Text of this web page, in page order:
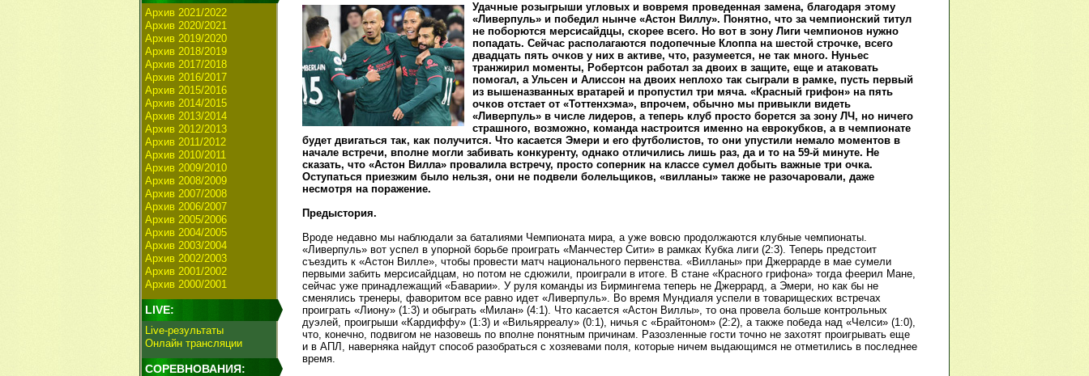
Архив 2021/2022
Архив 2020/2021
Архив 2019/2020
Архив 2018/2019
Архив 2017/2018
Архив 2016/2017
Архив 2015/2016
Архив 2014/2015
Архив 2013/2014
Архив 2012/2013
Архив 2011/2012
Архив 2010/2011
Архив 2009/2010
Архив 2008/2009
Архив 2007/2008
Архив 2006/2007
Архив 2005/2006
Архив 2004/2005
Архив 2003/2004
Архив 2002/2003
Архив 2001/2002
Архив 2000/2001
LIVE:
Live-результаты
Онлайн трансляции
СОРЕВНОВАНИЯ:
Удачные розыгрыши угловых и вовремя проведенная замена, благодаря этому
«Ливерпуль» и победил нынче «Астон Виллу». Понятно, что за чемпионский титул
не поборются мерсисайдцы, скорее всего. Но вот в зону Лиги чемпионов нужно
попадать. Сейчас располагаются подопечные Клоппа на шестой строчке, всего
двадцать пять очков у них в активе, что, разумеется, не так много. Нуньес
транжирил моменты, Робертсон работал за двоих в защите, еще и атаковать
помогал, а Ульсен и Алиссон на двоих неплохо так сыграли в рамке, пусть первый
из вышеназванных вратарей и пропустил три мяча. «Красный грифон» на пять
очков отстает от «Тоттенхэма», впрочем, обычно мы привыкли видеть
«Ливерпуль» в числе лидеров, а теперь клуб просто борется за зону ЛЧ, но ничего
страшного, возможно, команда настроится именно на еврокубков, а в чемпионате
будет двигаться так, как получится. Что касается Эмери и его футболистов, то они упустили немало моментов в
начале встречи, вполне могли забивать конкуренту, однако отличились лишь раз, да и то на 59-й минуте. Не
сказать, что «Астон Вилла» провалила встречу, просто соперник на классе сумел добыть важные три очка.
Оступаться приезжим было нельзя, они не подвели болельщиков, «вилланы» также не разочаровали, даже
несмотря на поражение.
Предыстория.
Вроде недавно мы наблюдали за баталиями Чемпионата мира, а уже вовсю продолжаются клубные чемпионаты.
«Ливерпуль» вот успел в упорной борьбе проиграть «Манчестер Сити» в рамках Кубка лиги (2:3). Теперь предстоит
съездить к «Астон Вилле», чтобы провести матч национального первенства. «Вилланы» при Джеррарде в мае сумели
первыми забить мерсисайдцам, но потом не сдюжили, проиграли в итоге. В стане «Красного грифона» тогда феерил Мане,
сейчас уже принадлежащий «Баварии». У руля команды из Бирмингема теперь не Джеррард, а Эмери, но как бы не
сменялись тренеры, фаворитом все равно идет «Ливерпуль». Во время Мундиаля успели в товарищеских встречах
проиграть «Лиону» (1:3) и обыграть «Милан» (4:1). Что касается «Астон Виллы», то она провела больше контрольных
дуэлей, проигрыши «Кардиффу» (1:3) и «Вильярреалу» (0:1), ничья с «Брайтоном» (2:2), а также победа над «Челси» (1:0),
что, конечно, подвигом не назовешь по вполне понятным причинам. Разозленные гости точно не захотят проигрывать еще
и в АПЛ, наверняка найдут способ разобраться с хозяевами поля, которые ничем выдающимся не отметились в последнее
время.